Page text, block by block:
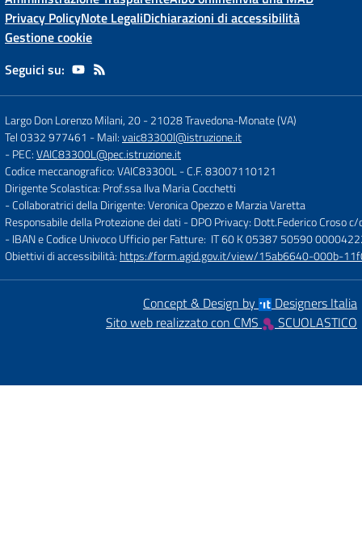
Privacy PolicyNote LegaliDichiarazioni di accessibilità
Gestione cookie
Seguici su:
Largo Don Lorenzo Milani, 20-21028 Travedona-Monate (VA)
Tel 0332 977461 - Mail:vaic83300l@istruzione.it
- PEC:VAIC83300L@pec.istruzione.it
Codice meccanografico: VAIC83300L- C.F. 83007110121
Dirigente Scolastica: Prof.ssa Ilva Maria Cocchetti
- Collaboratrici della Dirigente: Veronica Opezzo e Marzia Varetta
Responsabile della Protezione dei dati - DPO Privacy: Dott.Federico Croso
- IBAN e Codice Univoco Ufficio per Fatture: IT 60 K 05387 50590
Obiettivi di accessibilità: https://form.agid.gov.it/view/15ab6640-000b-
Concept & Design by
Designers Italia
Sito web realizzato con CMS
SCUOLASTICO